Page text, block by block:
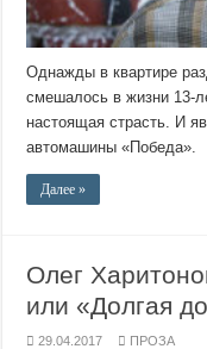
Однажды в квартире
смешалось в жизни 13-
настоящая страсть. И
автомашины «Победа».
Далее »
Олег
или «Долгая
29.04.2017 ПРОЗА